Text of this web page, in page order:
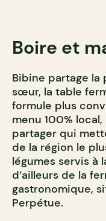
Boire et
Bibine partage la
sœur, la table
formule plus
menu 100%
partager qui
de la région le
légumes servis
d’ailleurs de la
gastronomique,
Perpétue.